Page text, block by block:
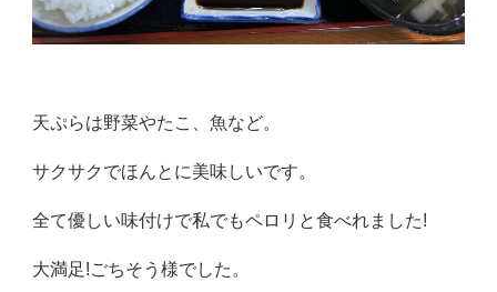
天ぷらは野菜やたこ、魚など。
サクサクでほんとに美味しいです。
全て優しい味付けで私でもペロリと食べれました!
大満足!ごちそう様でした。